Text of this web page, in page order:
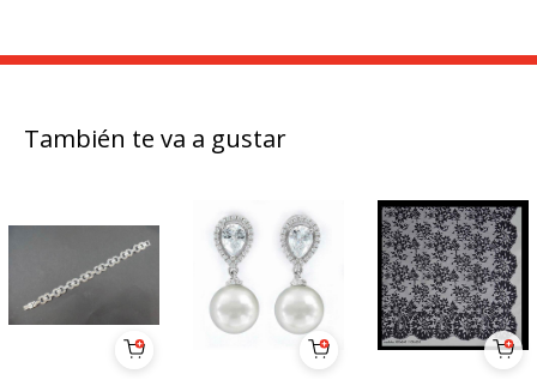
También te va a gustar